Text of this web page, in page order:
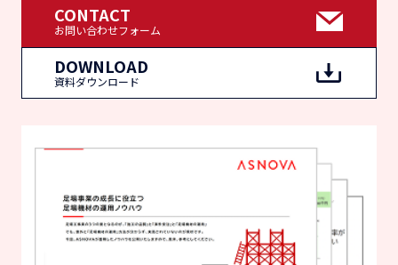
DOWNLOAD
資料ダウンロード
CONTACT
お問い合わせフォーム